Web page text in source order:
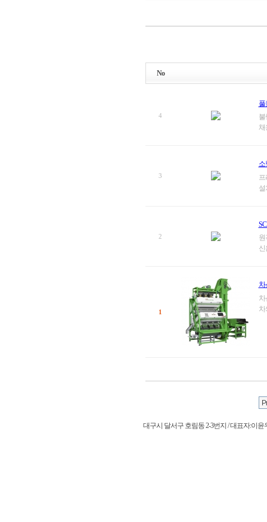
No
4
풀
불
채
3
소
프
2
원
1
차
차
대구시 달서구 호림동 2-3번지 / 대표자:이윤우